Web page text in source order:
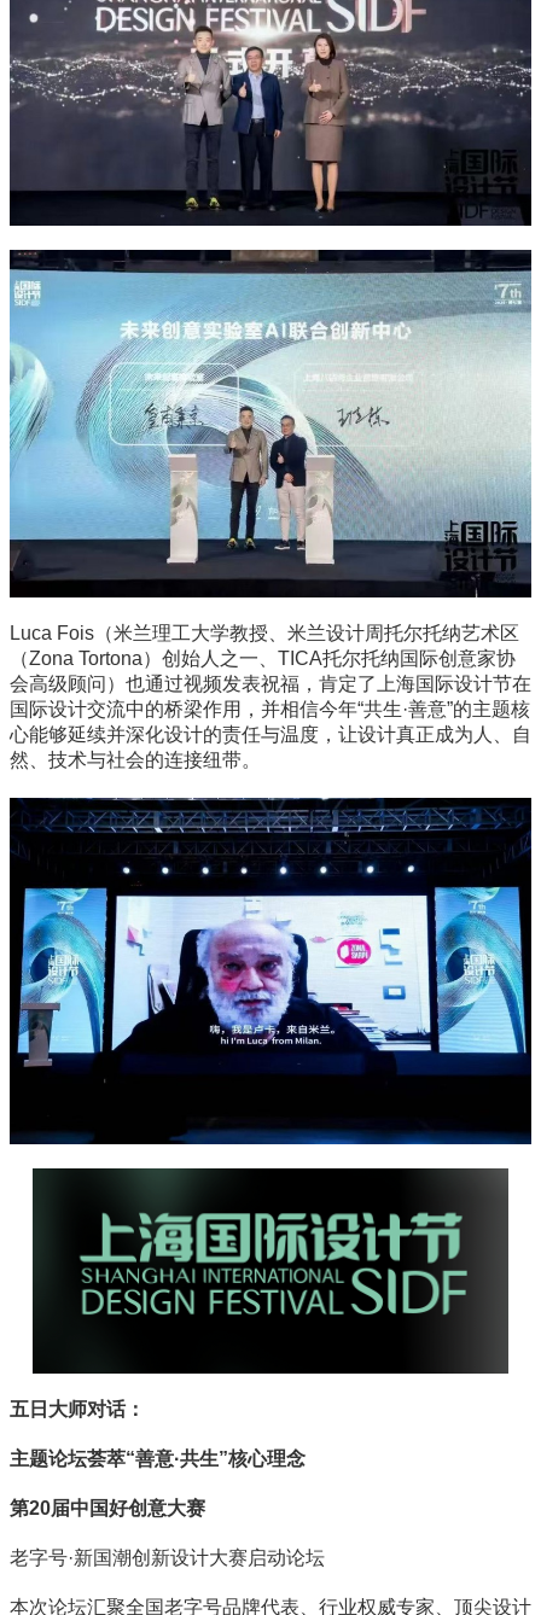
Luca Fois（米兰理工大学教授、米兰设计周托尔托纳艺术区
（Zona Tortona）创始人之一、TICA托尔托纳国际创意家协
会高级顾问）也通过视频发表祝福，肯定了上海国际设计节在
国际设计交流中的桥梁作用，并相信今年“共生·善意”的主题核
心能够延续并深化设计的责任与温度，让设计真正成为人、自
然、技术与社会的连接纽带。
五日大师对话：
主题论坛荟萃“善意·共生”核心理念
第20届中国好创意大赛
老字号·新国潮创新设计大赛启动论坛
本次论坛汇聚全国老字号品牌代表、行业权威专家、顶尖设计